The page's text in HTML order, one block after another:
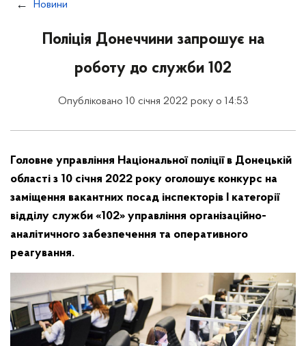
Новини
Поліція Донеччини запрошує на
роботу до служби 102
Опубліковано 10 січня 2022 року о 14:53
Головне управління Національної поліції в Донецькій
області з 10 січня 2022 року оголошує конкурс на
заміщення вакантних посад інспекторів I категорії
відділу служби «102» управління організаційно-
аналітичного забезпечення та оперативного
реагування.